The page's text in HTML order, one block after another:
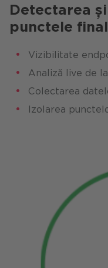
Detectarea
punctele
Vizibilitate
Analiză live de
Colectarea
Izolarea